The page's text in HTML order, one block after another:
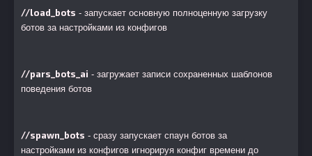
//load_bots - запускает основную полноценную загрузку
ботов за настройками из конфигов
//pars_bots_ai - загружает записи сохраненных шаблонов
поведения ботов
//spawn_bots - сразу запускает спаун ботов за
настройками из конфигов игнорируя конфиг времени до